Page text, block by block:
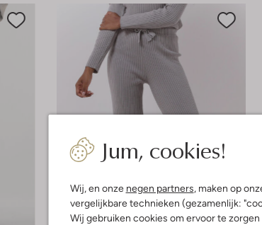
Jum, cookies!
Wij, en onze negen partners, maken op
vergelijkbare technieken (gezamenlijk:
Wij gebruiken cookies om ervoor te